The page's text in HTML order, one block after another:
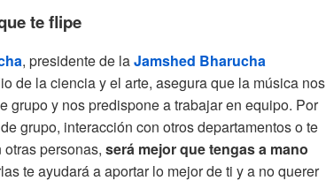
te flipe
, presidente de laJamshed Bharucha
de la ciencia y el arte, asegura que la música nos
grupo y nos predispone a trabajar en equipo. Por
grupo, interacción con otros departamentos o te
personas, será mejor que tengas a mano
te ayudará a aportar lo mejor de ti y a no querer